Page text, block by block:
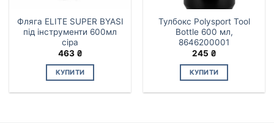
Фляга ELITE SUPER BYASI
під інструменти 600мл
сіра
463 ₴
КУПИТИ
Тулбокс Polysport Tool
Bottle 600 мл,
8646200001
245 ₴
КУПИТИ